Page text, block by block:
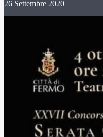
26 Settembre 2020